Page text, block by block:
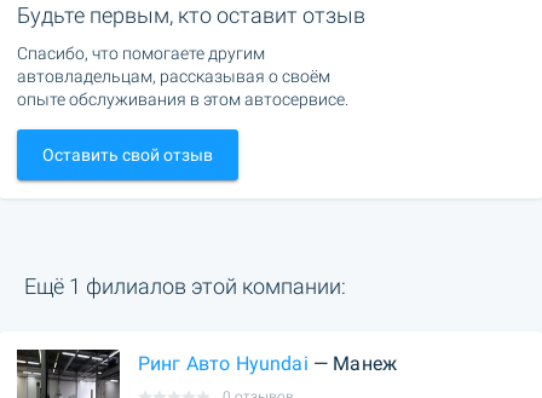
Будьте первым, кто оставит отзыв
Спасибо, что помогаете другим
автовладельцам, рассказывая о своём
опыте обслуживания в этом автосервисе.
Оставить свой отзыв
Ещё 1 филиалов этой компании:
Ринг Авто Hyundai — Манеж